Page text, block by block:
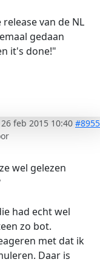
van de NL
gedaan
it's done!"
26 feb 2015 10:40 #8955
wel gelezen
had echt wel
zo bot.
met dat ik
Daar is